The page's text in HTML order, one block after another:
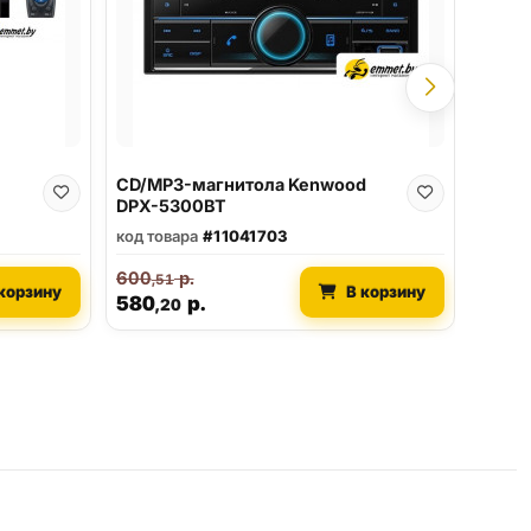
CD/MP3-магнитола Kenwood
DPX-5300BT
код товара #11041703
580,20 р.
600,51р.
В корзину